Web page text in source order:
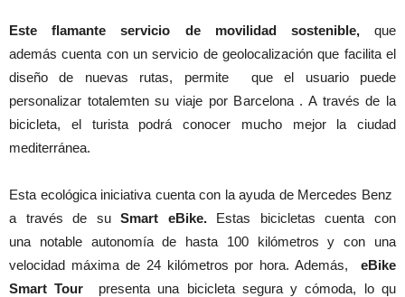
Este flamante servicio de movilidad sostenible,que
además cuenta con un servicio de geolocalización que facilita el
diseño de nuevas rutas, permite que el usuario puede
personalizar totalemten su viaje por Barcelona . A través de la
bicicleta, el turista podrá conocer mucho mejor la ciudad
mediterránea.
Esta ecológica iniciativa cuenta con la ayuda de Mercedes Benz
a través de suSmart eBike. Estas bicicletas cuenta con
una notable autonomía de hasta 100 kilómetros y con una
velocidad máxima de 24 kilómetros por hora. Además, eBike
Smart Tour presenta una bicicleta segura y cómoda, lo qu